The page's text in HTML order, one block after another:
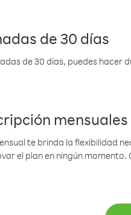
de 30 días
de 30 días, puedes
mensuales
te brinda la flexibilidad
el plan en ningún